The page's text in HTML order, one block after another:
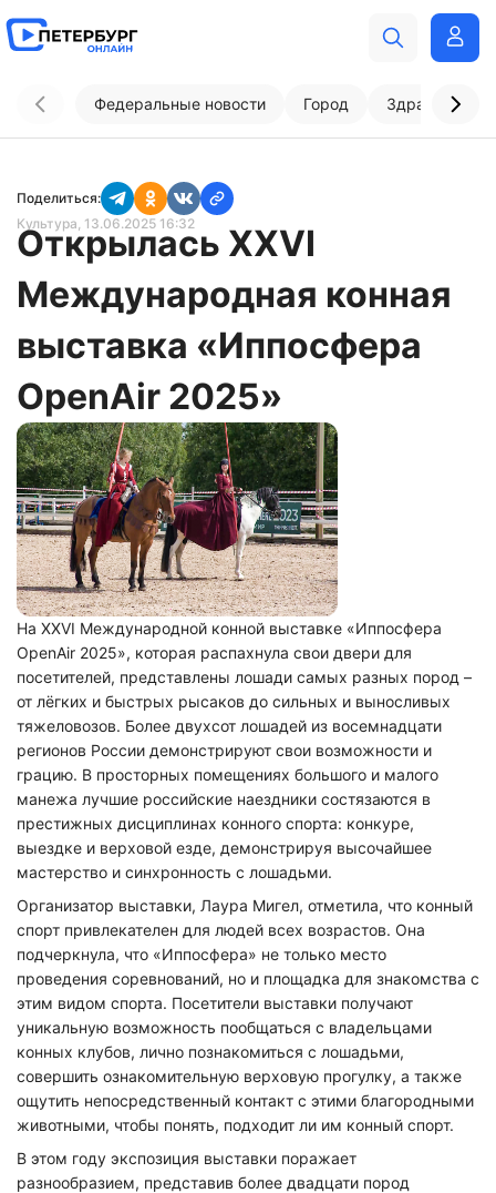
Федеральные новости Город
Поделиться:
Культура, 13.06.2025 16:32
Открылась XXVI
Международная конная
выставка «Иппосфера
OpenAir 2025»
На XXVI Международной конной выставке «Иппосфера
OpenAir 2025», которая распахнула свои двери для
посетителей, представлены лошади самых разных пород –
от лёгких и быстрых рысаков до сильных и выносливых
тяжеловозов. Более двухсот лошадей из восемнадцати
регионов России демонстрируют свои возможности и
грацию. В просторных помещениях большого и малого
манежа лучшие российские наездники состязаются в
престижных дисциплинах конного спорта: конкуре,
выездке и верховой езде, демонстрируя высочайшее
мастерство и синхронность с лошадьми.
Организатор выставки, Лаура Мигел, отметила, что конный
спорт привлекателен для людей всех возрастов. Она
подчеркнула, что «Иппосфера» не только место
проведения соревнований, но и площадка для знакомства с
этим видом спорта. Посетители выставки получают
уникальную возможность пообщаться с владельцами
конных клубов, лично познакомиться с лошадьми,
совершить ознакомительную верховую прогулку, а также
ощутить непосредственный контакт с этими благородными
животными, чтобы понять, подходит ли им конный спорт.
В этом году экспозиция выставки поражает
разнообразием, представив более двадцати пород